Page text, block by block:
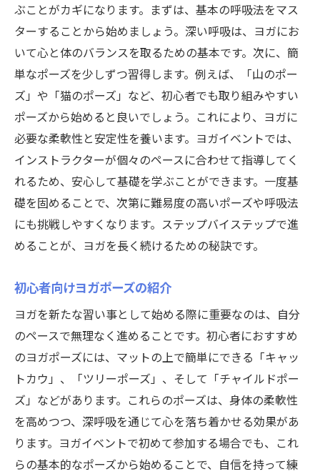
ぶことがカギになります。まずは、基本の呼吸法をマス
ターすることから始めましょう。深い呼吸は、ヨガにお
いて心と体のバランスを取るための基本です。次に、簡
単なポーズを少しずつ習得します。例えば、「山のポー
ズ」や「猫のポーズ」など、初心者でも取り組みやすい
ポーズから始めると良いでしょう。これにより、ヨガに
必要な柔軟性と安定性を養います。ヨガイベントでは、
インストラクターが個々のペースに合わせて指導してく
れるため、安心して基礎を学ぶことができます。一度基
礎を固めることで、次第に難易度の高いポーズや呼吸法
にも挑戦しやすくなります。ステップバイステップで進
めることが、ヨガを長く続けるための秘訣です。
初心者向けヨガポーズの紹介
ヨガを新たな習い事として始める際に重要なのは、自分
のペースで無理なく進めることです。初心者におすすめ
のヨガポーズには、マットの上で簡単にできる「キャッ
トカウ」、「ツリーポーズ」、そして「チャイルドポー
ズ」などがあります。これらのポーズは、身体の柔軟性
を高めつつ、深呼吸を通じて心を落ち着かせる効果があ
ります。ヨガイベントで初めて参加する場合でも、これ
らの基本的なポーズから始めることで、自信を持って練